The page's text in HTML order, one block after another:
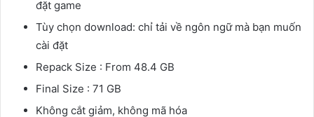
đặt game
Tùy chọn download: chỉ tải về ngôn ngữ mà bạn muốn
cài đặt
Repack Size : From 48.4 GB
Final Size : 71 GB
Không cắt giảm, không mã hóa